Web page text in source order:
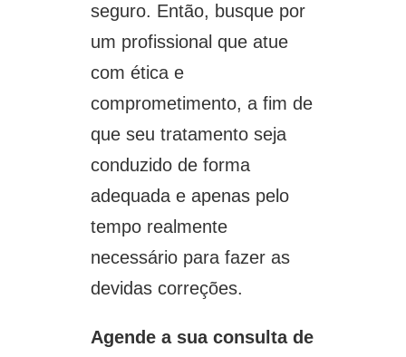
seguro. Então, busque por
um profissional que atue
com ética e
comprometimento, a fim de
que seu tratamento seja
conduzido de forma
adequada e apenas pelo
tempo realmente
necessário para fazer as
devidas correções.
Agende a sua consulta de